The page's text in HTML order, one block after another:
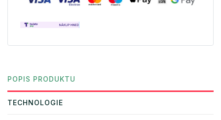
POPIS PRODUKTU
TECHNOLOGIE